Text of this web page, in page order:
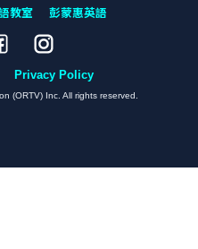
教室 彭蒙惠英語
Privacy Policy
(ORTV) Inc. All rights reserved.